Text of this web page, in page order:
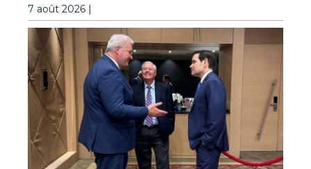
7 août 2026 |